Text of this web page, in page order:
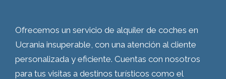
Ofrecemos un servicio de alquiler de coches en
Ucrania insuperable, con una atención al cliente
personalizada y eficiente. Cuentas con nosotros
para tus visitas a destinos turísticos como el